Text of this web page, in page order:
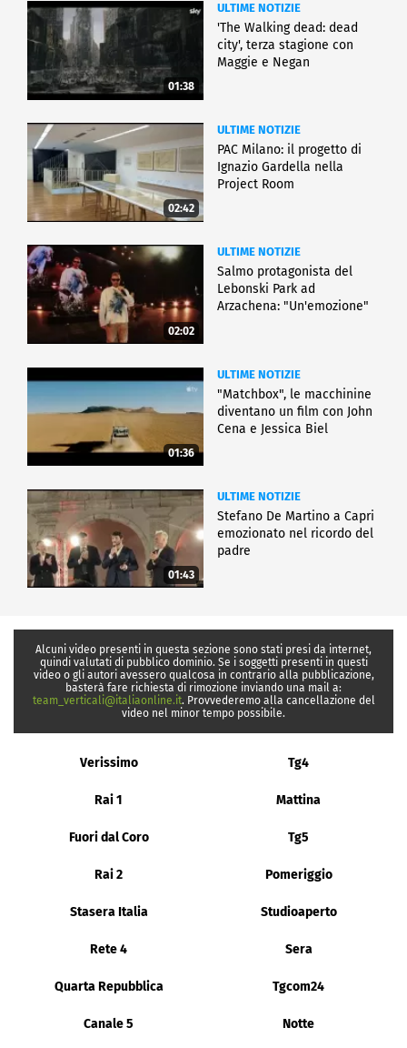
01:38
ULTIME NOTIZIE
'The Walking dead: dead
city', terza stagione con
Maggie e Negan
02:42
ULTIME NOTIZIE
PAC Milano: il progetto di
Ignazio Gardella nella
Project Room
02:02
ULTIME NOTIZIE
Salmo protagonista del
Lebonski Park ad
Arzachena: "Un'emozione"
01:36
ULTIME NOTIZIE
"Matchbox", le macchinine
diventano un film con John
Cena e Jessica Biel
01:43
ULTIME NOTIZIE
Stefano De Martino a Capri
emozionato nel ricordo del
padre
Alcuni video presenti in questa sezione sono stati presi da internet,
quindi valutati di pubblico dominio. Se i soggetti presenti in questi
video o gli autori avessero qualcosa in contrario alla pubblicazione,
basterà fare richiesta di rimozione inviando una mail a:
team_verticali@italiaonline.it. Provvederemo alla cancellazione del
video nel minor tempo possibile.
Verissimo Tg4
Rai 1 Mattina
Fuori dal Coro Tg5
Rai 2 Pomeriggio
Stasera Italia Studioaperto
Rete 4 Sera
Quarta Repubblica Tgcom24
Canale 5 Notte